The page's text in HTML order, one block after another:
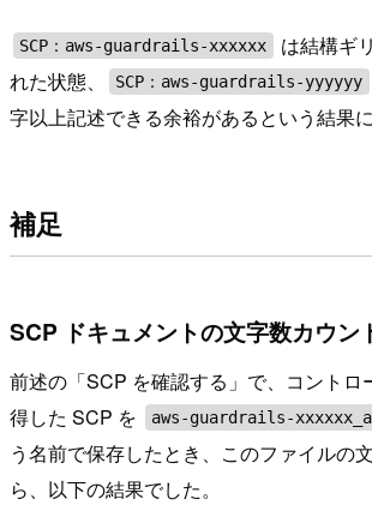
SCP：aws-guardrails-xxxxxx
は結構ギ
れた状態、
SCP：aws-guardrails-yyyyyy
字以上記述できる余裕があるという結果に
補足
SCP ドキュメントの文字数カウン
前述の「SCP を確認する」で、コントロ
得した SCP を
aws-guardrails-
う名前で保存したとき、このファイルの
ら、以下の結果でした。